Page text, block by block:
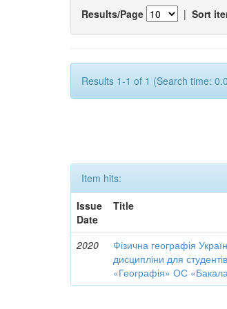
Results/Page | Sort
Results 1-1 of 1 (Search time:
Item hits:
Issue
Date
Title
2020
Фізична географія
дисципліни для
«Географія» ОС